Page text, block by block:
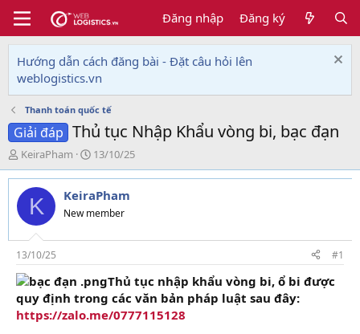
Đăng nhập Đăng ký
Hướng dẫn cách đăng bài - Đặt câu hỏi lên
weblogistics.vn
Thanh toán quốc tế
Giải đáp Thủ tục Nhập Khẩu vòng bi, bạc đạn
T
h
r
e
d
s
t
a
r
t
e
KeiraPham
N
g
à
y
g
i
13/10/25
K KeiraPham
New member
13/10/25 #1
Thủ tục nhập khẩu vòng bi, ổ bi được
quy định trong các văn bản pháp luật sau đây:
https://zalo.me/0777115128